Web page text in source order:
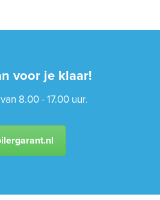
voor je klaar!
8.00 - 17.00 uur.